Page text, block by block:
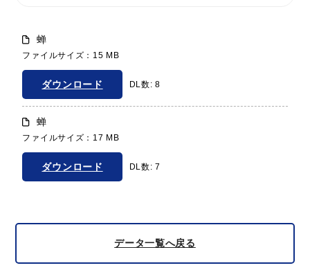
蝉
ファイルサイズ：15 MB
ダウンロード DL数: 8
蝉
ファイルサイズ：17 MB
ダウンロード DL数: 7
データ一覧へ戻る